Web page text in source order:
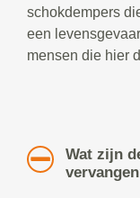
schokdempers
een
mensen die hier
Wat zijn